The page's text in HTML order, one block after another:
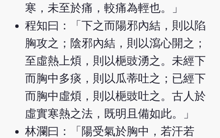
寒，未至於痛，較痛為輕也。」
程知曰：「下之而陽邪內結，則以陷
胸攻之；陰邪內結，則以瀉心開之；
至虛熱上煩，則以梔豉湧之。未經下
而胸中多痰，則以瓜蒂吐之；已經下
而胸中虛煩，則以梔豉吐之。古人於
虛實寒熱之法，既明且備如此。」
林瀾曰：「陽受氣於胸中，若汗若